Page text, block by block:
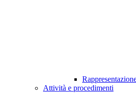
Attività e procedimenti